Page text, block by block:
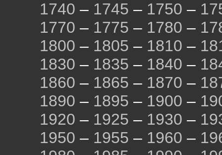
1740 – 1745 – 1750 –
1770 – 1775 – 1780 –
1800 – 1805 – 1810 –
1830 – 1835 – 1840 –
1860 – 1865 – 1870 –
1890 – 1895 – 1900 –
1920 – 1925 – 1930 –
1950 – 1955 – 1960 –